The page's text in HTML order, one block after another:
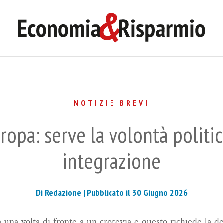
NOTIZIE BREVI
serve la volontà
integrazione
Di Redazione |Pubblicato il 30 Giugno 2026